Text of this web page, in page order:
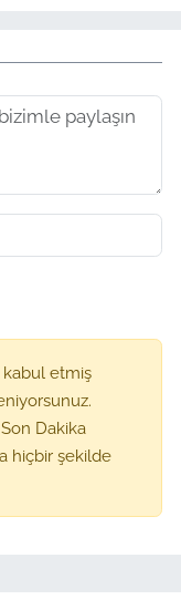
kabul etmiş
Dakika
hiçbir şekilde